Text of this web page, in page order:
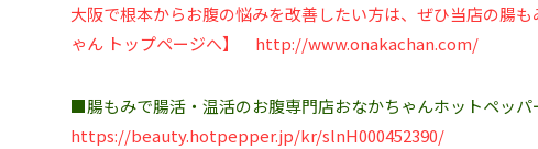
大阪で根本からお腹の悩みを改善したい方は、ぜひ当店の腸
ゃん トップページへ】
http://www.onakachan.com/
■腸もみで腸活・温活のお腹専門店おなかちゃんホットペッパ
https://beauty.hotpepper.jp/kr/slnH000452390/